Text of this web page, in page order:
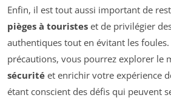
Enfin, il est tout aussi important de
pièges à touristes et de privilégier
authentiques tout en évitant les foules.
précautions, vous pourrez explorer le
sécurité et enrichir votre expérience
étant conscient des défis qui peuvent